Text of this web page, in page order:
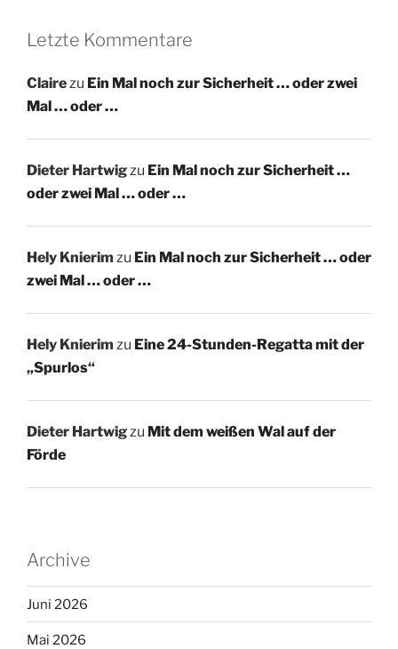
Letzte Kommentare
Clairezu Ein Mal noch zur Sicherheit … oder zwei
Mal … oder …
Dieter Hartwigzu Ein Mal noch zur Sicherheit …
oder zwei Mal … oder …
Hely Knierim zu Ein Mal noch zur Sicherheit … oder
zwei Mal … oder …
Hely Knierim zu Eine 24-Stunden-Regatta mit der
„Spurlos“
Dieter Hartwigzu Mit dem weißen Wal auf der
Förde
Archive
Juni 2026
Mai 2026